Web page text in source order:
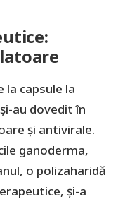
capsule la
au dovedit în
și antivirale.
ganoderma,
o polizaharidă
și-a